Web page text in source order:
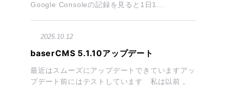
Google Consoleの記録を見ると1日1...
2025.10.12
baserCMS 5.1.10アップデート
最近はスムーズにアップデートできていますアッ
プデート前にはテストしています 私は以前，